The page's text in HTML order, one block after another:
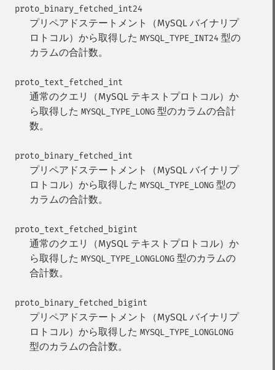
proto_binary_fetched_int24
プリペアドステートメント（MySQL バイナリプ
ロトコル）から取得した MYSQL_TYPE_INT24 型の
カラムの合計数。
proto_text_fetched_int
通常のクエリ（MySQL テキストプロトコル）か
ら取得した MYSQL_TYPE_LONG 型のカラムの合計
数。
proto_binary_fetched_int
プリペアドステートメント（MySQL バイナリプ
ロトコル）から取得した MYSQL_TYPE_LONG 型の
カラムの合計数。
proto_text_fetched_bigint
通常のクエリ（MySQL テキストプロトコル）か
ら取得した MYSQL_TYPE_LONGLONG 型のカラムの
合計数。
proto_binary_fetched_bigint
プリペアドステートメント（MySQL バイナリプ
ロトコル）から取得した MYSQL_TYPE_LONGLONG
型のカラムの合計数。